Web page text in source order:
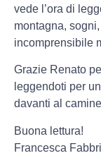
vede l’ora di
montagna,
incomprensibile
Grazie Renato
leggendoti per
davanti al
Buona lettura!
Francesca Fabbri